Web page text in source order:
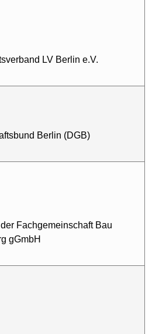
LV Berlin e.V.
Berlin (DGB)
Fachgemeinschaft Bau
gGmbH